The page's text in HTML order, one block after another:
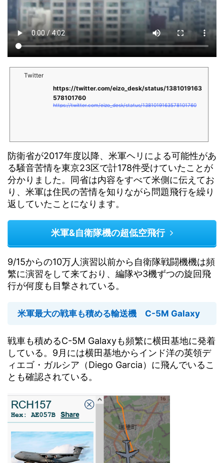
Twitter
https://twitter.com/eizo_desk/status/1381019163
578101760
https://twitter.com/eizo_desk/status/1381019163578101760
防衛省が2017年度以降、米軍ヘリによる可能性があ
る騒音苦情を東京23区で計178件受けていたことが
分かりました。同省は内容をすべて米側に伝えてお
り、米軍は住民の苦情を知りながら問題飛行を繰り
返していたことになります。
米軍&自衛隊機の超低空飛行
9/15からの10万人演習以前から自衛隊戦闘機機は頻
繁に演習をして来ており、編隊や3機ずつの旋回飛
行が何度も目撃されている。
米軍最大の戦車も積める輸送機 C-5M Galaxy
戦車も積めるC-5M Galaxyも頻繁に横田基地に発着
している。9月には横田基地からインド洋の英領デ
ィエゴ・ガルシア（Diego Garcia）に飛んでいるこ
とも確認されている。